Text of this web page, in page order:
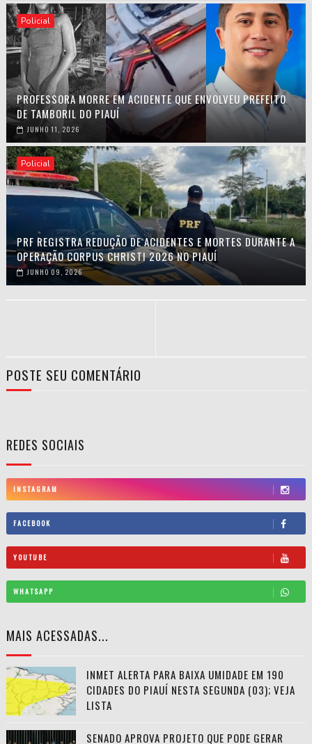
Policial
PROFESSORA MORRE EM ACIDENTE QUE ENVOLVEU PREFEITO
DE TAMBORIL DO PIAUÍ
JUNHO 11, 2026
Policial
PRF REGISTRA REDUÇÃO DE ACIDENTES E MORTES DURANTE A
OPERAÇÃO CORPUS CHRISTI 2026 NO PIAUÍ
JUNHO 09, 2026
POSTE SEU COMENTÁRIO
REDES SOCIAIS
INSTAGRAM
FACEBOOK
YOUTUBE
WHATSAPP
MAIS ACESSADAS...
INMET ALERTA PARA BAIXA UMIDADE EM 190
CIDADES DO PIAUÍ NESTA SEGUNDA (03); VEJA
LISTA
SENADO APROVA PROJETO QUE PODE GERAR